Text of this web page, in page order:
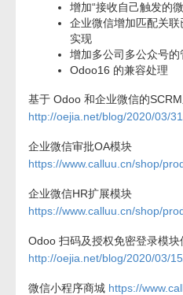
增加“接收自己触发的
企业微信增加匹配关
实现
增加多公司多公众号的
Odoo16 的兼容处理
基于 Odoo 和企业微信的
http://oejia.net/blog/2020/03/
企业微信审批OA模块
https://www.calluu.cn/shop/
企业微信HR扩展模块
https://www.calluu.cn/shop/
Odoo 扫码及授权免密登录模块
http://oejia.net/blog/2020/03/
微信小程序商城 https://